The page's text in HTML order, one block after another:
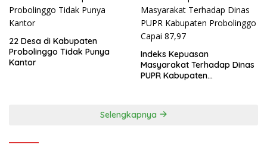
22 Desa di Kabupaten
Probolinggo Tidak Punya
Kantor
Indeks Kepuasan
Masyarakat Terhadap Dinas
PUPR Kabupaten
Selengkapnya